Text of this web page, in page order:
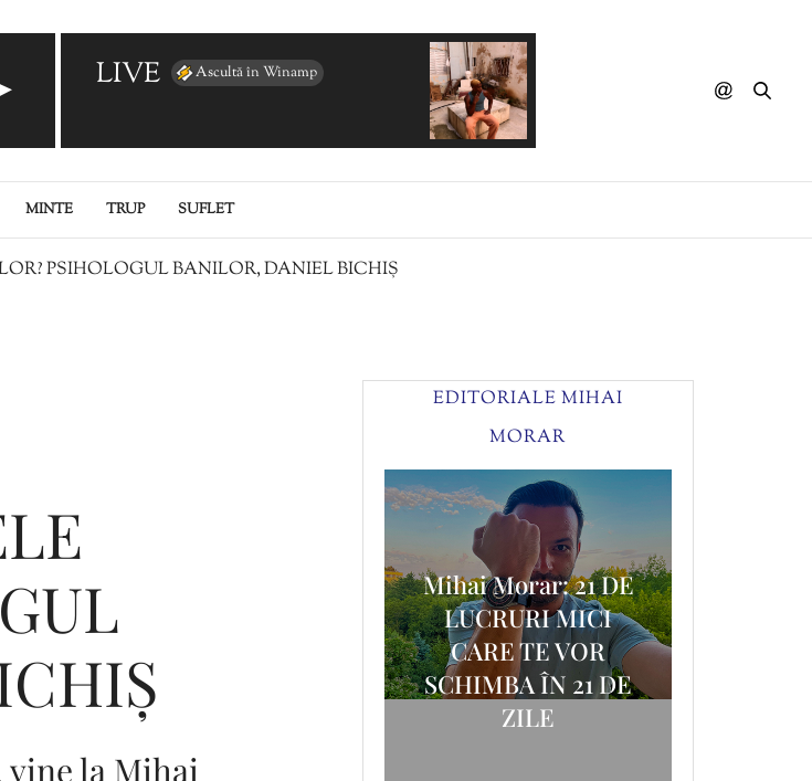
LIVE Ascultă în Winamp
HAMLET MINASSIAN - Al Elnim
MINTE TRUP SUFLET
PSIHOLOGUL BANILOR, DANIEL BICHIȘ
la Mihai
EDITORIALE MIHAI
MORAR
SALVAT PE FĂT-
Mihai Morar: 21 DE
LUCRURI MICI
CARE TE VOR
SCHIMBA ÎN 21 DE
ZILE